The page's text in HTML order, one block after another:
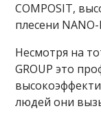
COMPOSIT,
плесени NANO-
Несмотря на
GROUP это
людей они